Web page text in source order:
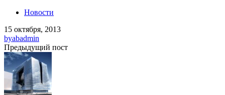
Новости
15 октября, 2013
byabadmin
Предыдущий пост